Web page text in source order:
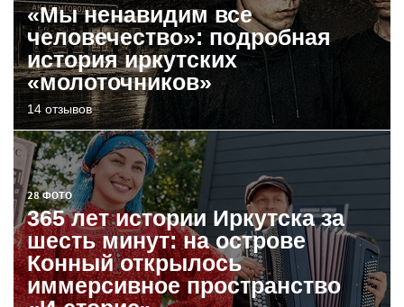
«Мы ненавидим все
человечество»: подробная
история иркутских
«молоточников»
14 отзывов
28 ФОТО
365 лет истории Иркутска за
шесть минут: на острове
Конный открылось
иммерсивное пространство